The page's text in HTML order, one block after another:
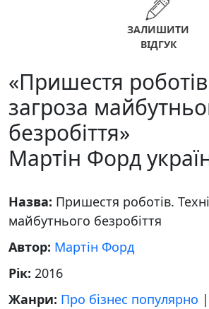
ЗАЛИШИТИ
ВІДГУК
«Пришестя
загроза
безробіття»
Мартін Форд
Назва: Пришестя роботів.
майбутнього безробіття
Автор: Мартін Форд
Рік: 2016
Жанри: Про бізнес популярно |